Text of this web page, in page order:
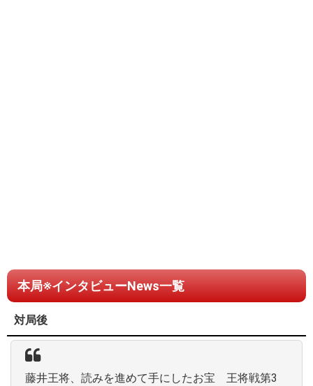
本局※インタビューNews一覧
対局後
藤井王将、読みを進めて手にしたお宝 王将戦第3